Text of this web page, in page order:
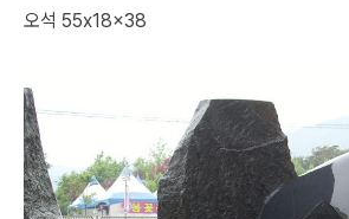
오석 55x18x38